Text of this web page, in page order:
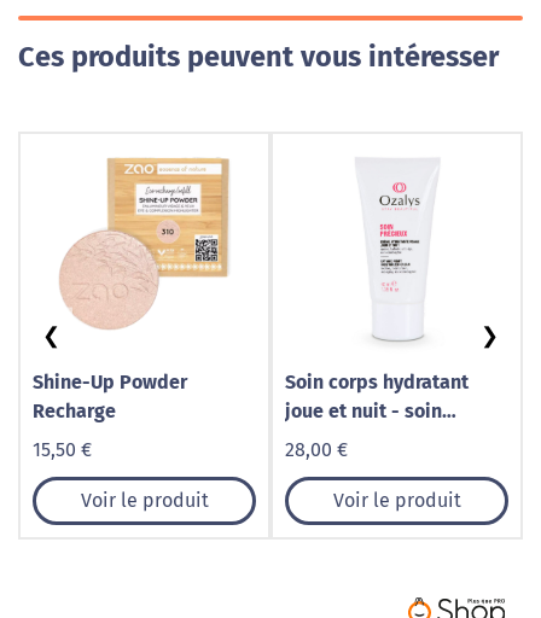
Ces produits peuvent vous intéresser
Shine-Up Powder
Recharge
15,50 €
Voir le produit
Soin corps hydratant
joue et nuit - soin
précieux
28,00 €
Voir le produit
❮ ❯